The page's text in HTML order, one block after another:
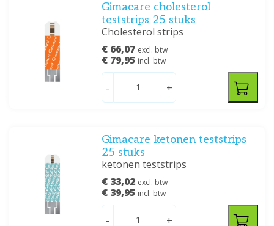
Gimacare cholesterol
teststrips 25 stuks
Cholesterol strips
€ 66,07 excl. btw
€ 79,95 incl. btw
- +
Gimacare ketonen teststrips
25 stuks
ketonen teststrips
€ 33,02 excl. btw
€ 39,95 incl. btw
- +